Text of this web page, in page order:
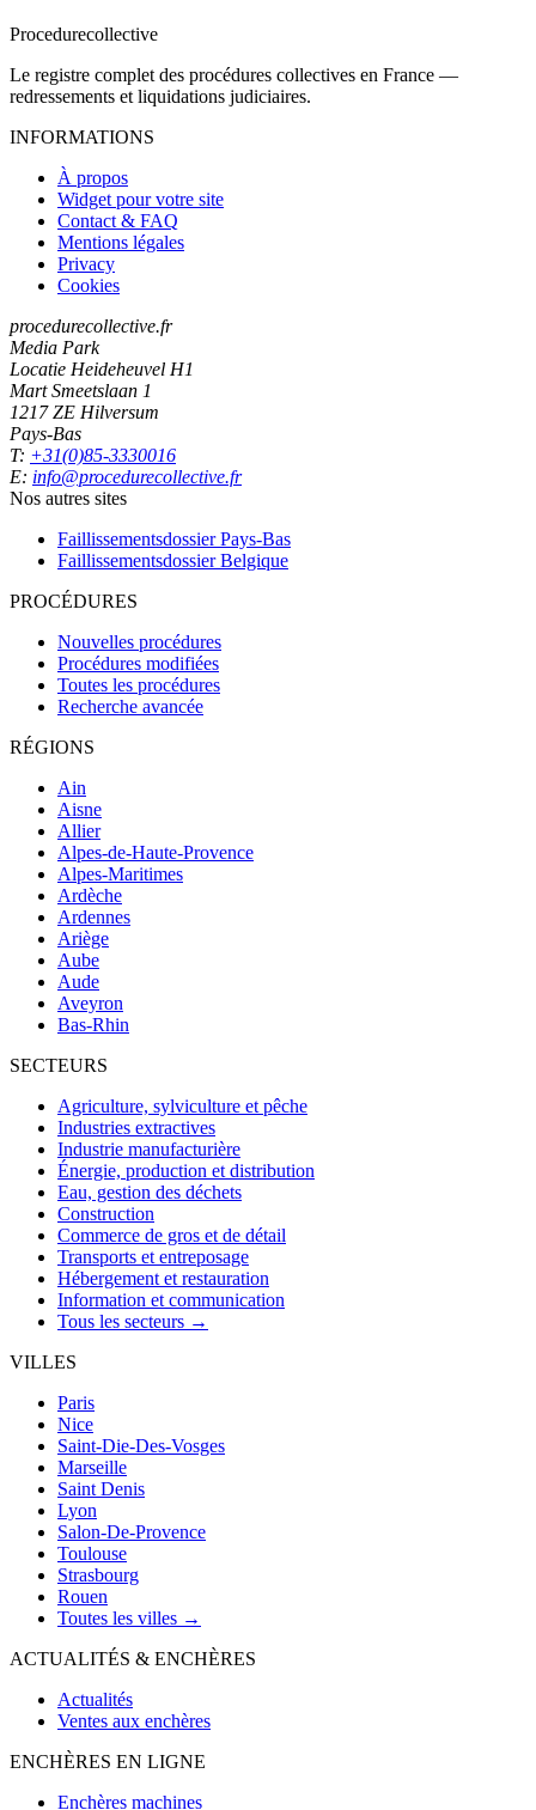
Procedurecollective
Le registre complet des procédures collectives en France —
redressements et liquidations judiciaires.
INFORMATIONS
À propos
Widget pour votre site
Contact & FAQ
Mentions légales
Privacy
Cookies
procedurecollective.fr
Media Park
Locatie Heideheuvel H1
Mart Smeetslaan 1
1217 ZE Hilversum
Pays-Bas
T: +31(0)85-3330016
E: info@procedurecollective.fr
Nos autres sites
Faillissementsdossier Pays-Bas
Faillissementsdossier Belgique
PROCÉDURES
Nouvelles procédures
Procédures modifiées
Toutes les procédures
Recherche avancée
RÉGIONS
Ain
Aisne
Allier
Alpes-de-Haute-Provence
Alpes-Maritimes
Ardèche
Ardennes
Ariège
Aube
Aude
Aveyron
Bas-Rhin
SECTEURS
Agriculture, sylviculture et pêche
Industries extractives
Industrie manufacturière
Énergie, production et distribution
Eau, gestion des déchets
Construction
Commerce de gros et de détail
Transports et entreposage
Hébergement et restauration
Information et communication
Tous les secteurs →
VILLES
Paris
Nice
Saint-Die-Des-Vosges
Marseille
Saint Denis
Lyon
Salon-De-Provence
Toulouse
Strasbourg
Rouen
Toutes les villes →
ACTUALITÉS & ENCHÈRES
Actualités
Ventes aux enchères
ENCHÈRES EN LIGNE
Enchères machines